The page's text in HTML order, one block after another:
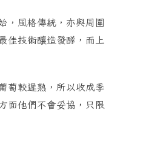
，風格傳統，亦與周圍
佳技術釀造發酵，而上
萄較遲熟，所以收成季
面他們不會妥協，只限